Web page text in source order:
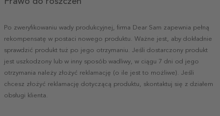
Po zweryfikowaniu wady produkcyjnej, firma Dear Sam zapewnia pełną
rekompensatę w postaci nowego produktu. Ważne jest, aby dokładnie
sprawdzić produkt tuż po jego otrzymaniu. Jeśli dostarczony produkt
jest uszkodzony lub w inny sposób wadliwy, w ciągu 7 dni od jego
otrzymania należy złożyć reklamację (o ile jest to możliwe). Jeśli
chcesz złożyć reklamację dotyczącą produktu, skontaktuj się z działem
obsługi klienta.